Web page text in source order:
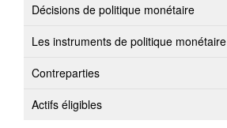
Décisions de politique monétaire
Les instruments de politique monétaire
Contreparties
Actifs éligibles